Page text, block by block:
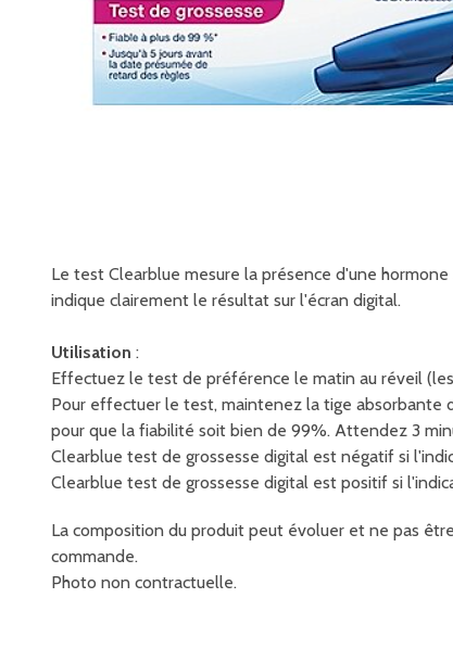
Le test Clearblue mesure la présence d'une
indique clairement le résultat sur l'écran digital.
Utilisation :
Effectuez le test de préférence le matin au réveil
Pour effectuer le test, maintenez la tige
pour que la fiabilité soit bien de 99%. Attendez 3
Clearblue test de grossesse digital est négatif si
Clearblue test de grossesse digital est positif si
La composition du produit peut évoluer et ne pas
commande.
Photo non contractuelle.